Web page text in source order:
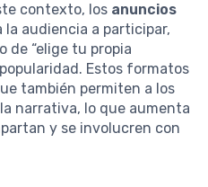
contexto, los anuncios
la audiencia a participar,
de “elige tu propia
Estos formatos
también permiten a los
narrativa, lo que aumenta
y se involucren con